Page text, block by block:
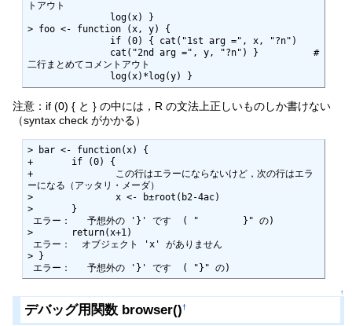
トアウト
> foo <- function (x, y) {
二行まとめてコメントアウト
               log(x)*log(y) }
注意：if (0) { と } の中には，R の文法上正しいものしか書けない
（syntax check がかかる）
> bar <- function(x) {
+ 	if (0) {
+ 		この行はエラーにならないけど，次の行はエラ
ーになる（アッタリ・メーダ）
> 		x <- b±root(b2-4ac)
> 	}
> 	return(x+1)
> }
エラー：   予想外の '}' です  ( "}" の)
↑
デバッグ用関数 browser()†